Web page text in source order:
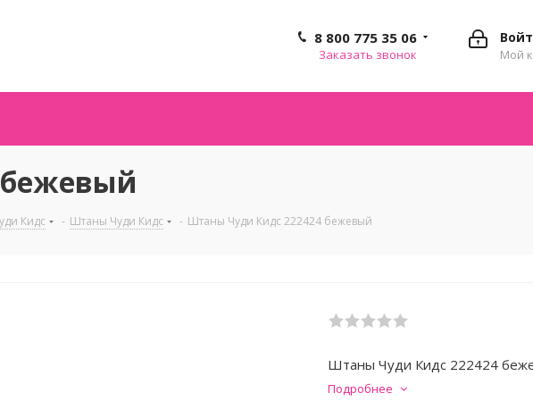
8 800 775 35 06
Заказать звонок
Кидс - Штаны Чуди Кидс - Штаны Чуди Кидс 222424 бежевый
Штаны Чуди Кидс 222424
Подробнее